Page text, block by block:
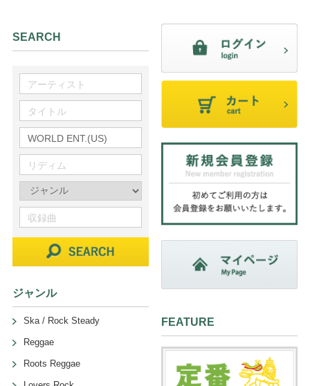
SEARCH
ジャンル
Ska / Rock Steady
Reggae
Roots Reggae
FEATURE